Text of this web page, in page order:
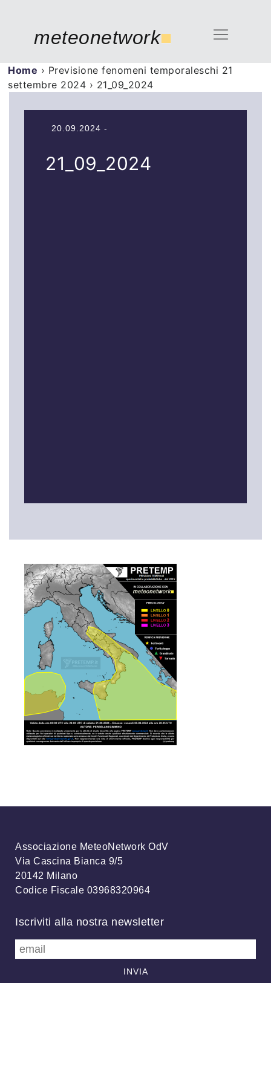
meteonetwork■
Home › Previsione fenomeni temporaleschi 21
settembre 2024 › 21_09_2024
20.09.2024 -
21_09_2024
Associazione MeteoNetwork OdV
Via Cascina Bianca 9/5
20142 Milano
Codice Fiscale 03968320964
Iscriviti alla nostra newsletter